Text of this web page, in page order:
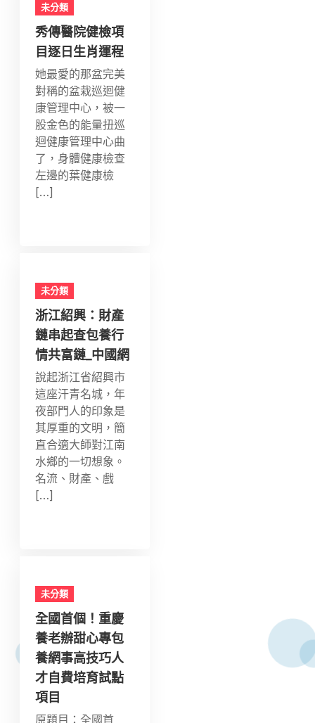
未分類
秀傳醫院健檢項
目逐日生肖運程
她最愛的那盆完美
對稱的盆栽巡迴健
康管理中心，被一
股金色的能量扭巡
迴健康管理中心曲
了，身體健康檢查
左邊的葉健康檢
[…]
未分類
浙江紹興：財產
鏈串起查包養行
情共富鏈_中國網
說起浙江省紹興市
這座汗青名城，年
夜部門人的印象是
其厚重的文明，簡
直合適大師對江南
水鄉的一切想象。
名流、財產、戲
[…]
未分類
全國首個！重慶
養老辦甜心專包
養網事高技巧人
才自費培育試點
項目
原題目：全國首